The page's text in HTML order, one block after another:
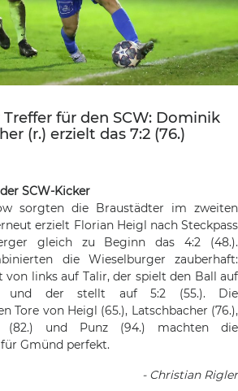
für den SCW: Dominik
(r.) erzielt das 7:2 (76.)
SCW-Kicker
sorgten die Braustädter im zweiten
erzielt Florian Heigl nach Steckpass
gleich zu Beginn das 4:2 (48.).
die Wieselburger zauberhaft:
von links auf Talir, der spielt den Ball auf
und der stellt auf 5:2 (55.). Die
Tore von Heigl (65.), Latschbacher (76.),
(82.) und Punz (94.) machten die
Gmünd perfekt.
- Christian Rigler